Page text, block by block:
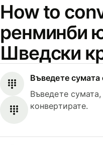
How to
ренминби
Шведски
Въведете сумата
Въведете
конвертирате.